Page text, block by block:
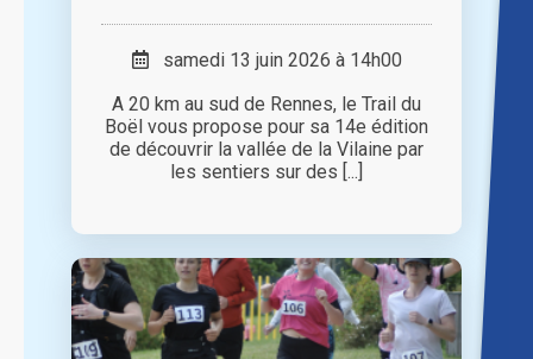
samedi 13 juin 2026 à 14h00
A 20 km au sud de Rennes, le Trail du
Boël vous propose pour sa 14e édition
de découvrir la vallée de la Vilaine par
les sentiers sur des [...]